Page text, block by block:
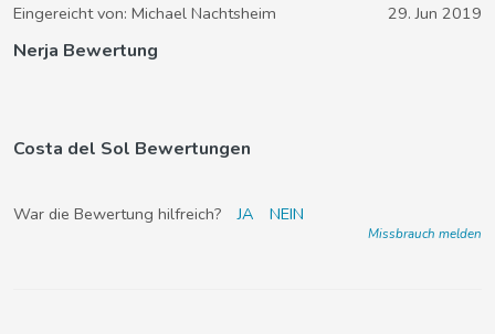
Eingereicht von: Michael Nachtsheim 29. Jun 2019
Nerja Bewertung
Costa del Sol Bewertungen
War die Bewertung hilfreich? JA NEIN
Missbrauch melden